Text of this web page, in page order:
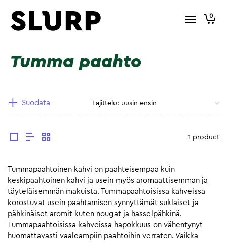
0
Tumma paahto
Suodata
1 product
Tummapaahtoinen kahvi on paahteisempaa kuin
keskipaahtoinen kahvi ja usein myös aromaattisemman ja
täyteläisemmän makuista. Tummapaahtoisissa kahveissa
korostuvat usein paahtamisen synnyttämät suklaiset ja
pähkinäiset aromit kuten nougat ja hasselpähkinä.
Tummapaahtoisissa kahveissa hapokkuus on vähentynyt
huomattavasti vaaleampiin paahtoihin verraten. Vaikka